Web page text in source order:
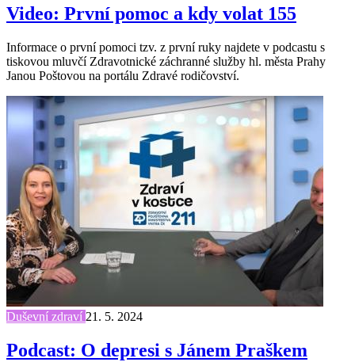
Video: První pomoc a kdy volat 155
Informace o první pomoci tzv. z první ruky najdete v podcastu s
tiskovou mluvčí Zdravotnické záchranné služby hl. města Prahy
Janou Poštovou na portálu Zdravé rodičovství.
Duševní zdraví 21. 5. 2024
Podcast: O depresi s Jánem Praškem